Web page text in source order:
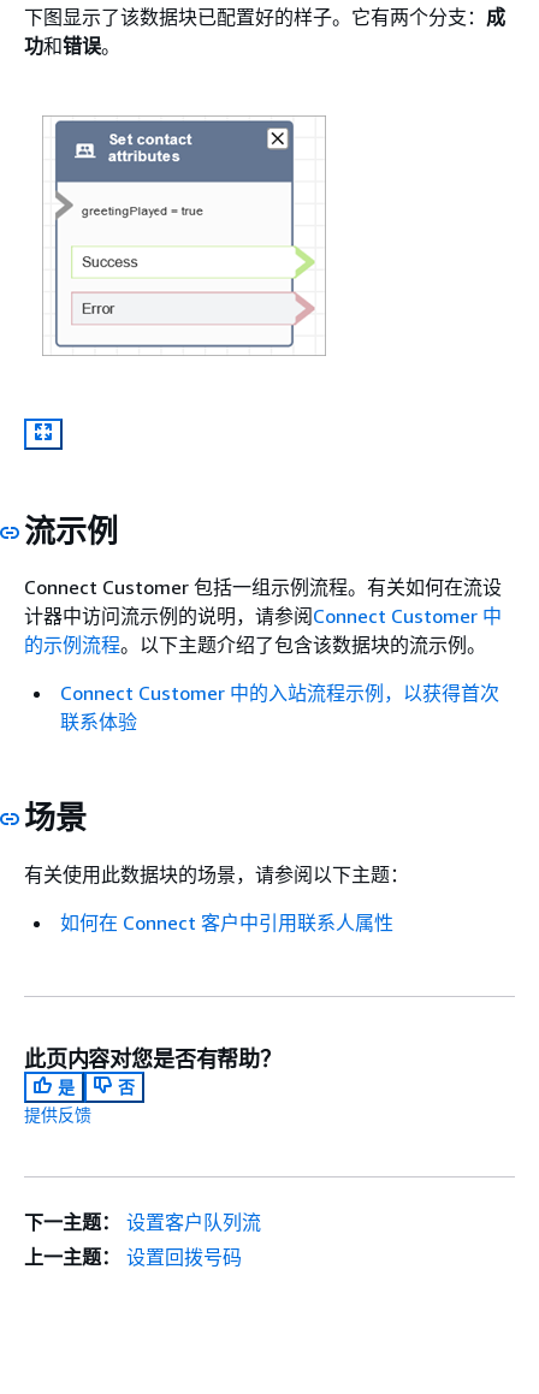
下图显示了该数据块已配置好的样子。它有两个分支： 成
功和错误。
流示例
Connect Customer 包括一组示例流程。有关如何在流设
计器中访问流示例的说明，请参阅Connect Customer 中
的示例流程。以下主题介绍了包含该数据块的流示例。
Connect Customer 中的入站流程示例，以获得首次
联系体验
场景
有关使用此数据块的场景，请参阅以下主题：
如何在 Connect 客户中引用联系人属性
此页内容对您是否有帮助？
是
否
提供反馈
下一主题：
设置客户队列流
上一主题：
设置回拨号码